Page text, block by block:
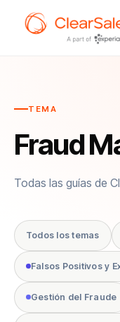
TEMA
Fraud
Todas las guías de
Todos los temas
Falsos Positivos y
Gestión del Fraude